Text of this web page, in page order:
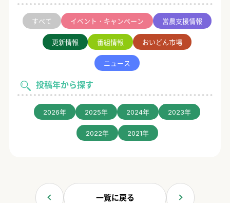
すべて イベント・キャンペーン 営農支援情報
更新情報 番組情報 おいどん市場
ニュース
投稿年から探す
2026年 2025年 2024年 2023年
2022年 2021年
一覧に戻る